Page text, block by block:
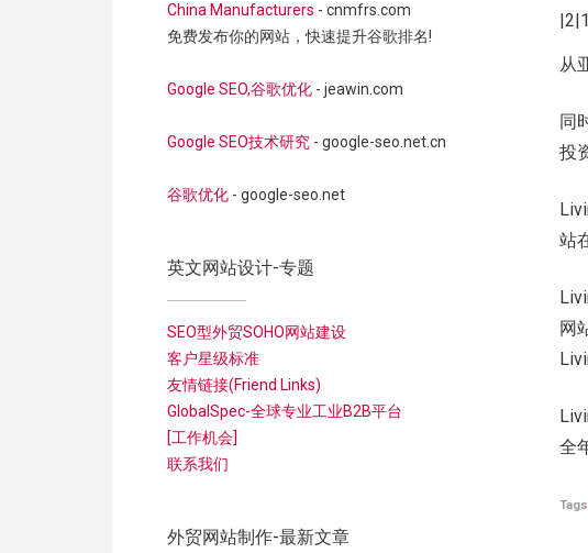
|2|1
从
同
投
站
网
全
China Manufacturers - cnmfrs.com
免费发布你的网站，快速提升谷歌排名!
Google SEO,谷歌优化 - jeawin.com
Google SEO技术研究 - google-seo.net.cn
谷歌优化 - google-seo.net
英文网站设计-专题
SEO型外贸SOHO网站建设
客户星级标准
友情链接(Friend Links)
GlobalSpec-全球专业工业B2B平台
[工作机会]
联系我们
外贸网站制作-最新文章